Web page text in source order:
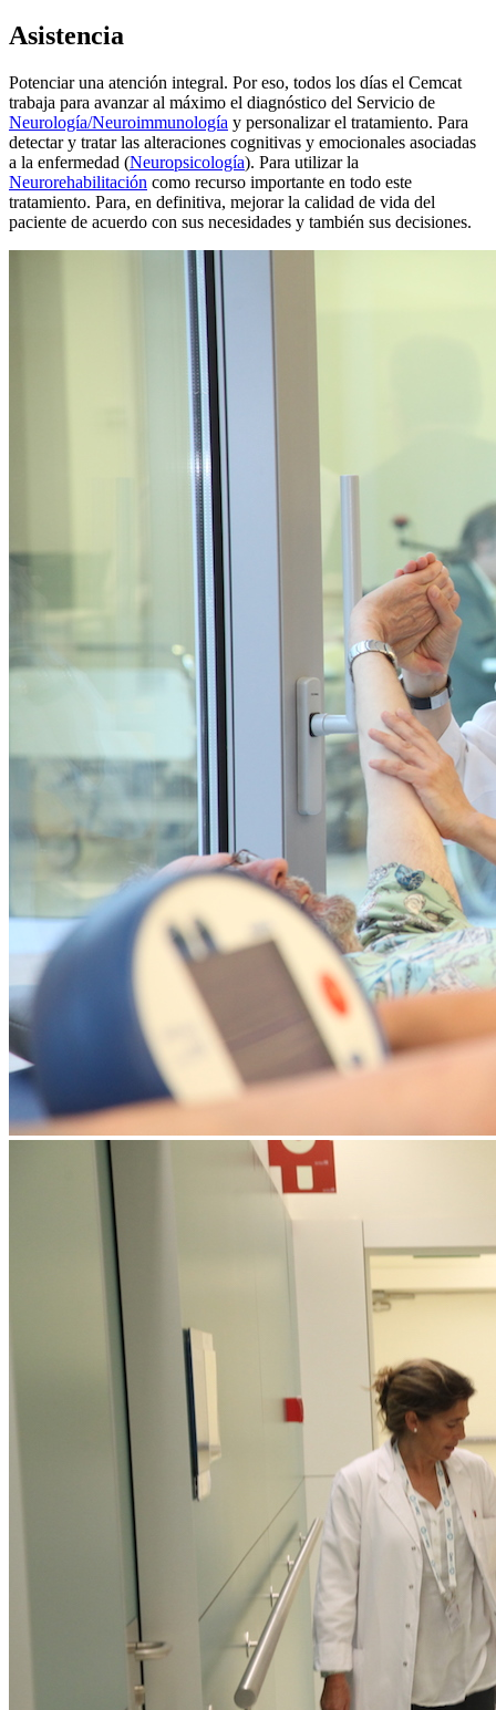
Asistencia
Potenciar una atención integral. Por eso, todos los días el Cemcat
trabaja para avanzar al máximo el diagnóstico del Servicio de
Neurología/Neuroimmunología y personalizar el tratamiento. Para
detectar y tratar las alteraciones cognitivas y emocionales asociadas
a la enfermedad (Neuropsicología). Para utilizar la
Neurorehabilitación como recurso importante en todo este
tratamiento. Para, en definitiva, mejorar la calidad de vida del
paciente de acuerdo con sus necesidades y también sus decisiones.